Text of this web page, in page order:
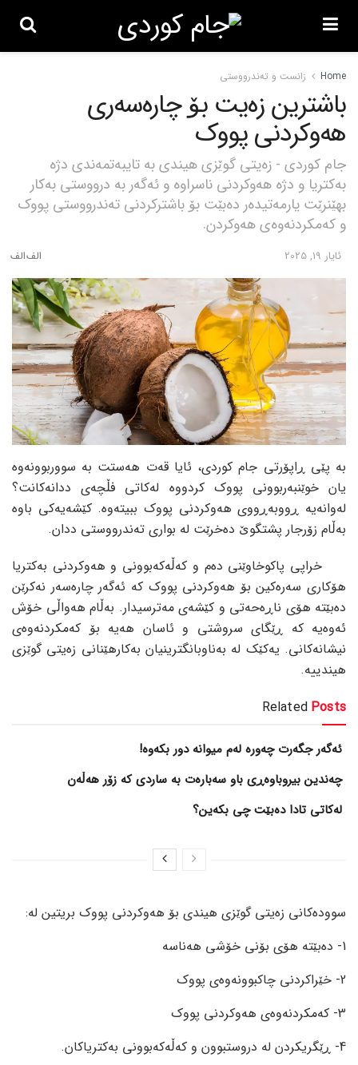
Home زانست و تەندرووستی
باشترین زەیت بۆ چارەسەری
هەوکردنی پووک
جام کوردی - زەیتی گوێزی هیندی بە تایبەتمەندی دژە
بەکتریا و دژە هەوکردنی ناسراوە و ئەگەر بە درووستی بەکار
بهێنرێت یارمەتیدەر دەبێت بۆ باشترکردنی تەندرووستی پووک
و کەمکردنەوەی هەوکردن.
ئایار 19, 2025
بە پێی ڕاپۆرتی جام کوردی، ئایا قەت هەستت بە سووربوونەوە
یان خوێنبەربوونی پووک کردووە لەکاتی فڵچەی ددانەکانت؟
لەوانەیە ڕووبەڕووی هەوکردنی پووک ببیتەوە. کێشەیەکی باوە
بەڵام زۆرجار پشتگوێ دەخرێت لە بواری تەندرووستی ددان.
خراپی پاکوخاوێنی دەم و کەڵەکەبوونی و هەوکردنی بەکتریا
هۆکاری سەرەکین بۆ هەوکردنی پووک کە ئەگەر چارەسەر نەکرێن
دەبێتە هۆی ناڕەحەتی و کێشەی مەترسیدار. بەڵام هەواڵی خۆش
ئەوەیە کە ڕێگای سروشتی و ئاسان هەیە بۆ کەمکردنەوەی
نیشانەکانی. یەکێک لە بەناوبانگترینیان بەکارهێنانی زەیتی گوێزی
هیندییە.
Related Posts
ئەگەر جگەرت چەورە لەم میوانە دور بکەوە!
چەندین بیروباوەڕی باو سەبارەت بە ساردی کە زۆر هەڵەن
لەکاتی تادا دەبێت چی بکەین؟
سوودەکانی زەیتی گوێزی هیندی بۆ هەوکردنی پووک بریتین له:
1- دەبێتە هۆی بۆنی خۆشی هەناسە
2- خێراکردنی چاکبوونەوەی پووک
3- کەمکردنەوەی هەوکردنی پووک
4- ڕێگریکردن لە دروستبوون و کەڵەکەبوونی بەکتریاکان.